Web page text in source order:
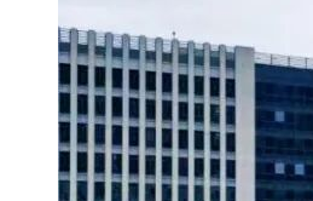
2.地址：福建省惠安县螺城镇王孙村
3.联系人：陈先生
4.联系电话：0595-87395521